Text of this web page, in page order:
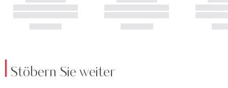
Stöbern Sie weiter